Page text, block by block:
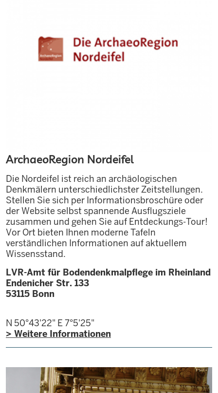
ArchaeoRegion Nordeifel
Die Nordeifel ist reich an archäologischen
Denkmälern unterschiedlichster Zeitstellungen.
Stellen Sie sich per Informationsbroschüre oder
der Website selbst spannende Ausflugsziele
zusammen und gehen Sie auf Entdeckungs-Tour!
Vor Ort bieten Ihnen moderne Tafeln
verständlichen Informationen auf aktuellem
Wissensstand.
LVR-Amt für Bodendenkmalpflege im Rheinland
Endenicher Str. 133
53115 Bonn
N 50°43'22" E 7°5'25"
> Weitere Informationen